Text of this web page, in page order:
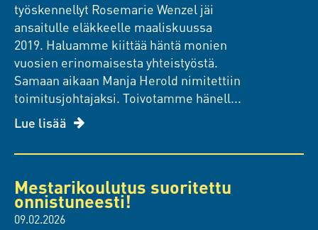
työskennellyt Rosemarie Wenzel jäi
ansaitulle eläkkeelle maaliskuussa
2019. Haluamme kiittää häntä monien
vuosien erinomaisesta yhteistyöstä.
Samaan aikaan Manja Herold nimitettiin
toimitusjohtajaksi. Toivotamme hänell...
Lue lisää
Mestarikoulutus suoritettu
onnistuneesti!
09.02.2026